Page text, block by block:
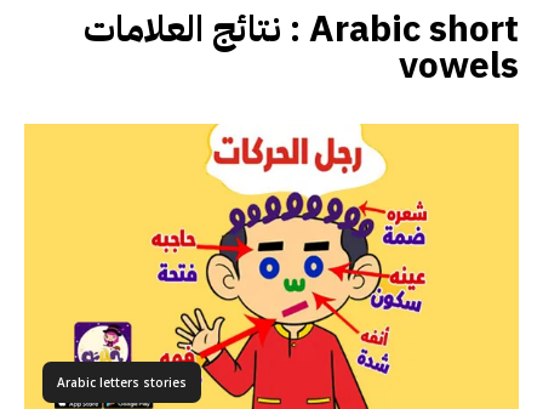
نتائج العلامات : Arabic short
vowels
Arabic letters stories